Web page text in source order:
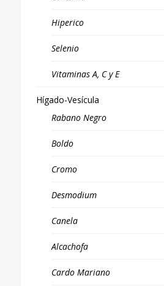
Hiperico
Selenio
Vitaminas A, C y E
Hígado-Vesícula
Rabano Negro
Boldo
Cromo
Desmodium
Canela
Alcachofa
Cardo Mariano